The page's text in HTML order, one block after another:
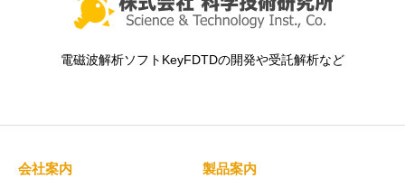
電磁波解析ソフトKeyFDTDの開発や受託解析など
会社案内 製品案内